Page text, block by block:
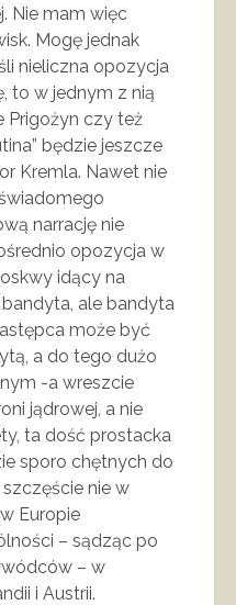
Nie mam więc
Mogę jednak
nieliczna opozycja
to w jednym z nią
Prigożyn czy też
będzie jeszcze
Kremla. Nawet nie
narrację nie
opozycja w
idący na
ale bandyta
może być
a do tego dużo
-a wreszcie
jądrowej, a nie
ta dość prostacka
sporo chętnych do
szczęście nie w
Europie
– sądząc po
– w
i Austrii.